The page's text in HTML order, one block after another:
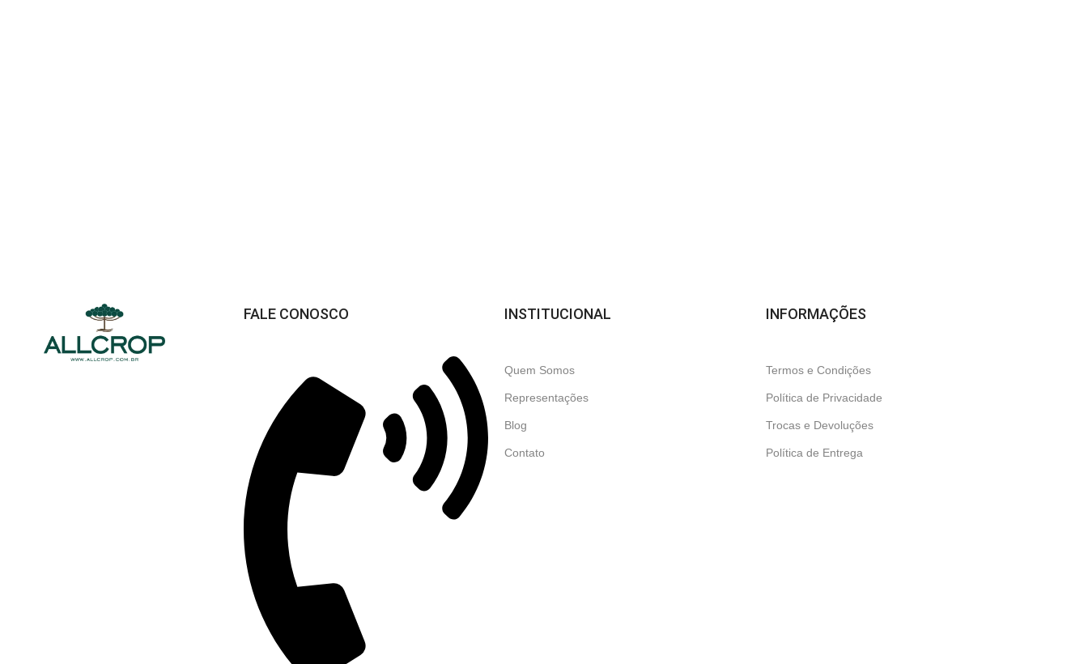
FALE CONOSCO INSTITUCIONAL
Quem Somos
Representações
Blog
Contato
INFORMAÇÕES
Termos e Condições
Política de Privacidade
Trocas e Devoluções
Política de Entrega